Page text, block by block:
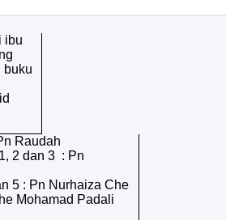
ibu
buku
Raudah
2 dan 3 : Pn
5 : Pn Nurhaiza Che
Mohamad Padali